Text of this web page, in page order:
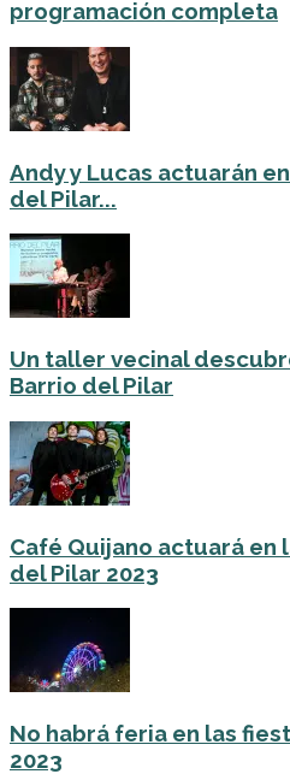
programación completa
Andy y Lucas actuarán
del Pilar...
Un taller vecinal
Barrio del Pilar
Café Quijano actuará en
del Pilar 2023
No habrá feria en las
2023